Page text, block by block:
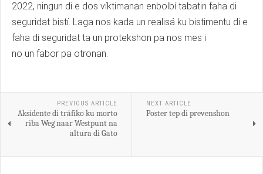
2022, ningun di e dos víktimanan enbolbí tabatin faha di
seguridat bistí. Laga nos kada un realisá ku bistimentu di e
faha di seguridat ta un protekshon pa nos mes i
no un fabor pa otronan.
PREVIOUS ARTICLE
Aksidente di tráfiko ku morto
riba Weg naar Westpunt na
altura di Gato
NEXT ARTICLE
Poster tep di prevenshon